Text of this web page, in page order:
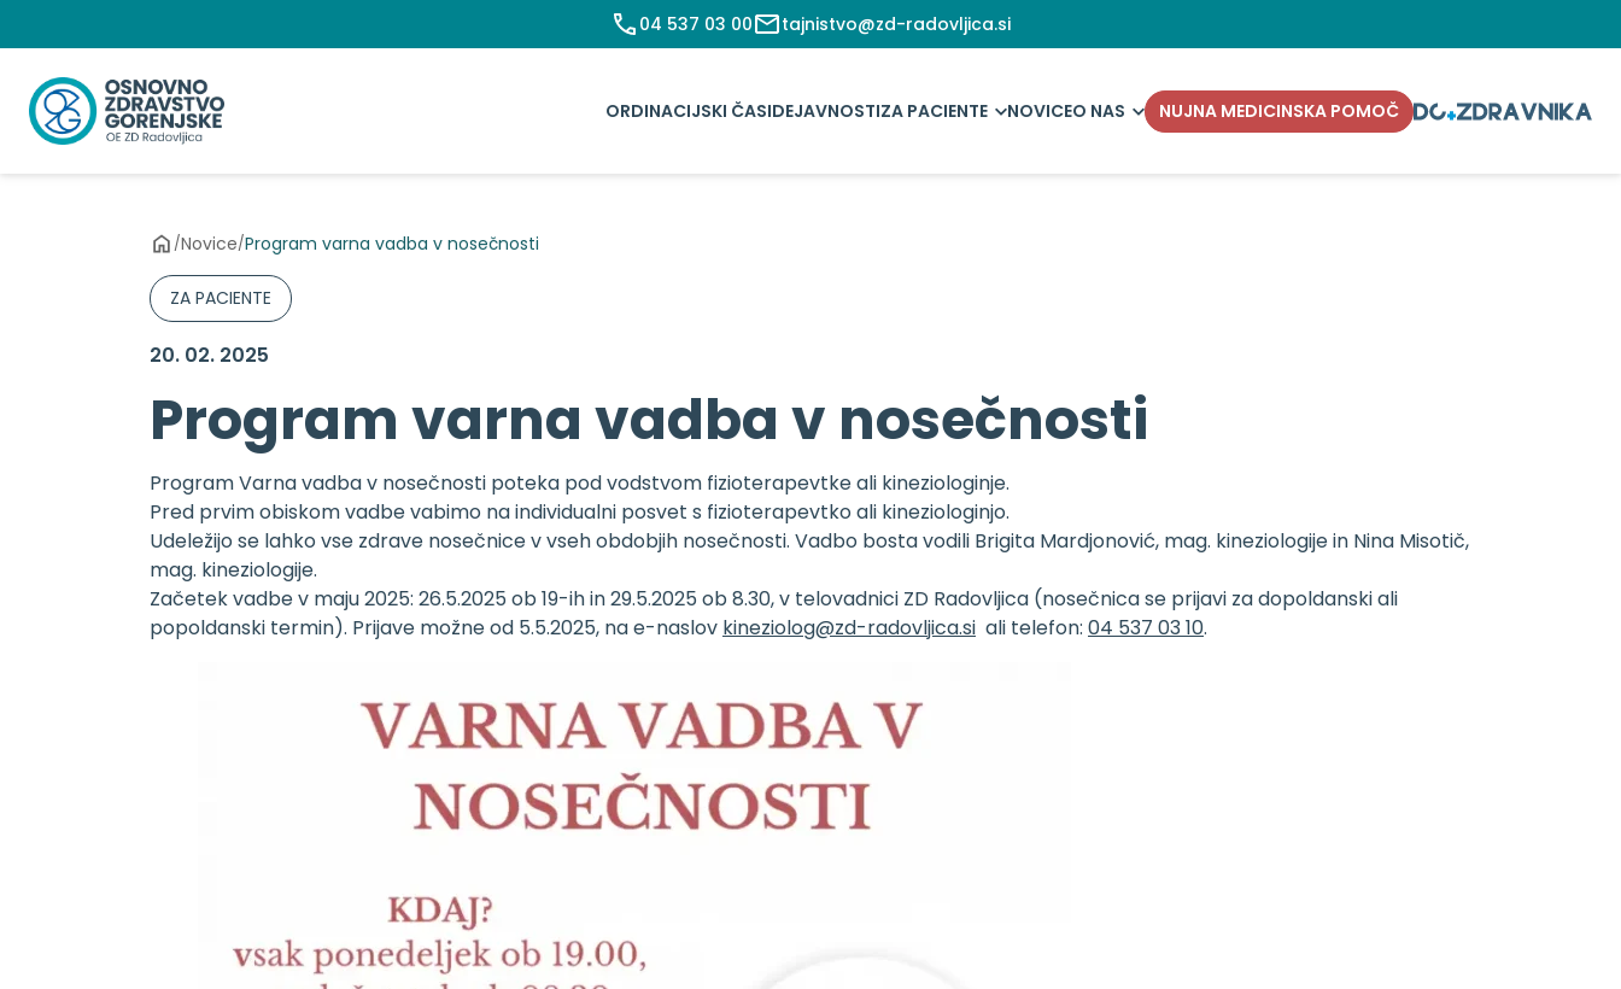
na
vsebino
04 537 03 00 tajnistvo@zd-radovljica.si
ORDINACIJSKI ČASIDEJAVNOSTIZA PACIENTE NOVICEO NAS NUJNA MEDICINSKA POMOČ
/Novice/Program varna vadba v nosečnosti
ZA PACIENTE
20. 02. 2025
Program varna vadba v nosečnosti
Program Varna vadba v nosečnosti poteka pod vodstvom fizioterapevtke ali kineziologinje.
Pred prvim obiskom vadbe vabimo na individualni posvet s fizioterapevtko ali kineziologinjo.
Udeležijo se lahko vse zdrave nosečnice v vseh obdobjih nosečnosti. Vadbo bosta vodili Brigita Mardjonović, mag. kineziologije in Nina Misotič,
mag. kineziologije.
Začetek vadbe v maju 2025: 26.5.2025 ob 19-ih in 29.5.2025 ob 8.30, v telovadnici ZD Radovljica (nosečnica se prijavi za dopoldanski ali
popoldanski termin). Prijave možne od 5.5.2025, na e-naslov kineziolog@zd-radovljica.si ali telefon: 04 537 03 10.